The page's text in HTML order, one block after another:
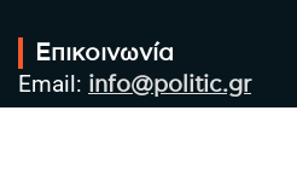
Επικοινωνία
Email: info@politic.gr
Τηλ: